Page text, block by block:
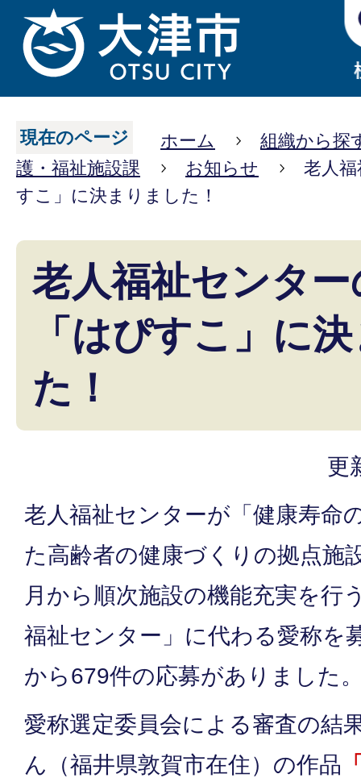
現在のページ ホーム
組織から探
護・福祉施設課
お知らせ
老人
すこ」に決まりました！
老人福祉センタ
「はぴすこ」に
た！
更
老人福祉センターが「健康寿命
た高齢者の健康づくりの拠点施
月から順次施設の機能充実を行
福祉センター」に代わる愛称を
から679件の応募がありました
愛称選定委員会による審査の結
ん（福井県敦賀市在住）の作品